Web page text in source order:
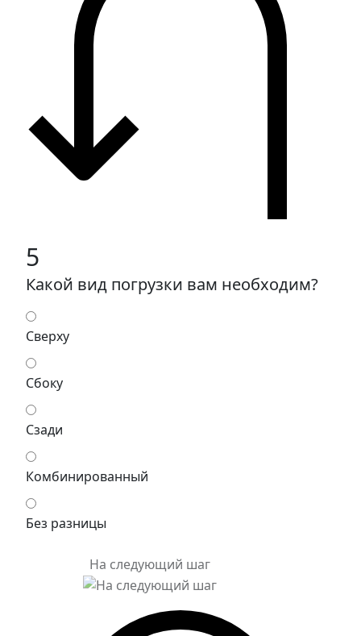
5
Какой вид погрузки вам необходим?
Сверху
Сбоку
Сзади
Комбинированный
Без разницы
На следующий шаг